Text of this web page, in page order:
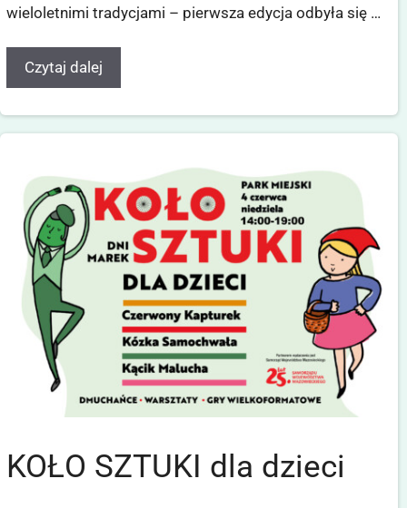
wieloletnimi tradycjami – pierwsza edycja odbyła się …
Czytaj dalej
KOŁO SZTUKI dla dzieci